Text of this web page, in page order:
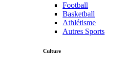
Football
Basketball
Athlétisme
Autres Sports
Culture